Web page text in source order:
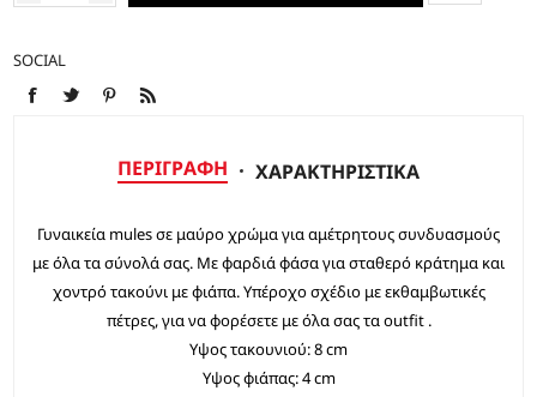
SOCIAL
ΠΕΡΙΓΡΑΦΉ ΧΑΡΑΚΤΗΡΙΣΤΙΚΆ
Γυναικεία mules σε μαύρο χρώμα για αμέτρητους συνδυασμούς
με όλα τα σύνολά σας. Με φαρδιά φάσα για σταθερό κράτημα και
χοντρό τακούνι με φιάπα. Υπέροχο σχέδιο με εκθαμβωτικές
πέτρες, για να φορέσετε με όλα σας τα outfit .
Υψος τακουνιού: 8 cm
Υψος φιάπας: 4 cm